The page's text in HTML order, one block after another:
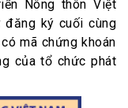
Nông thôn Việt
đăng ký cuối cùng
mã chứng khoán
của tổ chức phát